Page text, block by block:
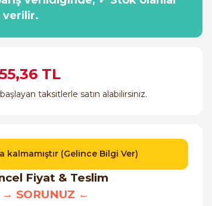
verilir.
TL
taksitlerle satın alabilirsiniz.
kalmamıştır (Gelince Bilgi Ver)
Fiyat & Teslim
→ SORUNUZ ←